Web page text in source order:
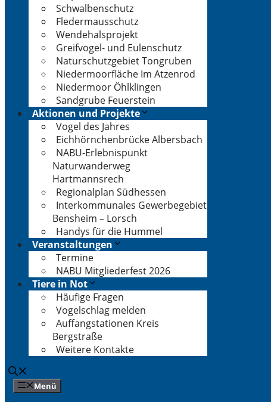
Schwalbenschutz
Fledermausschutz
Wendehalsprojekt
Greifvogel- und Eulenschutz
Naturschutzgebiet Tongruben
Niedermoorfläche Im Atzenrod
Niedermoor Öhlklingen
Sandgrube Feuerstein
Aktionen und Projekte
Vogel des Jahres
Eichhörnchenbrücke Albersbach
NABU-Erlebnispunkt
Naturwanderweg
Hartmannsrech
Regionalplan Südhessen
Interkommunales Gewerbegebiet
Bensheim – Lorsch
Handys für die Hummel
Veranstaltungen
Termine
NABU Mitgliederfest 2026
Tiere in Not
Häufige Fragen
Vogelschlag melden
Auffangstationen Kreis
Bergstraße
Weitere Kontakte
Menü